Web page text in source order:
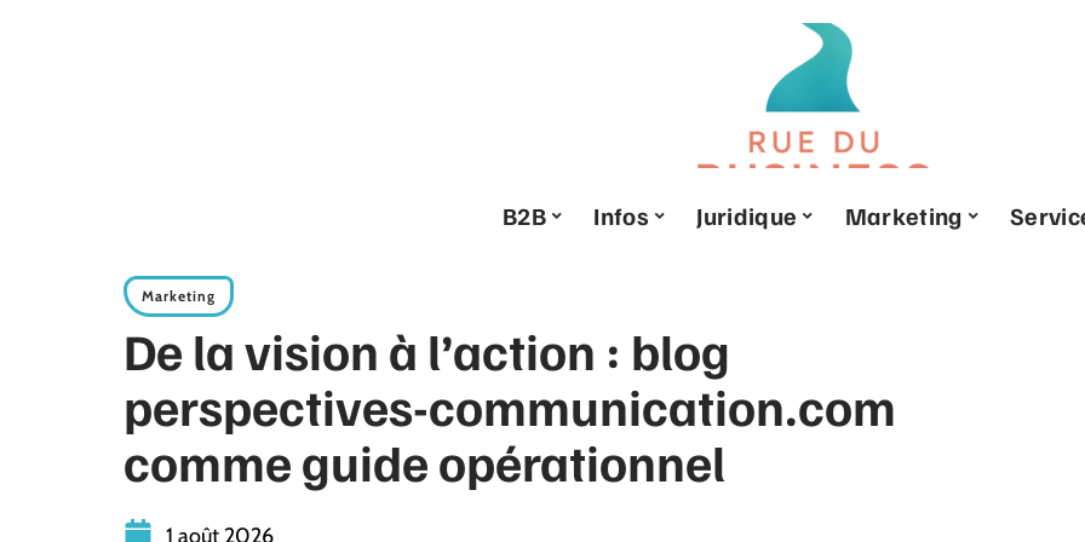
B2B Infos Juridique Marketing
Marketing
De la vision à l’action : blog
perspectives-communication.com
comme guide opérationnel
1 août 2026